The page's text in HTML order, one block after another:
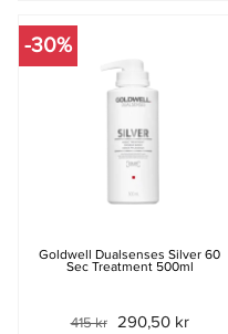
-30%
Goldwell Dualsenses Silver 60
Sec Treatment 500ml
415 kr 290,50 kr